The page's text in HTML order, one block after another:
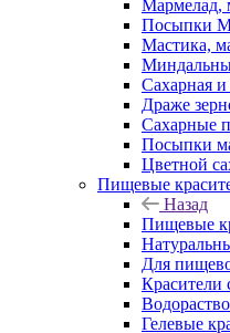
Мармелад,
Посыпки
Мастика,
Сахарная и
Драже
Сахарные
Посыпки
Цветной
Пищевые
Назад
Пищевые
Для
Красители
Гелевые